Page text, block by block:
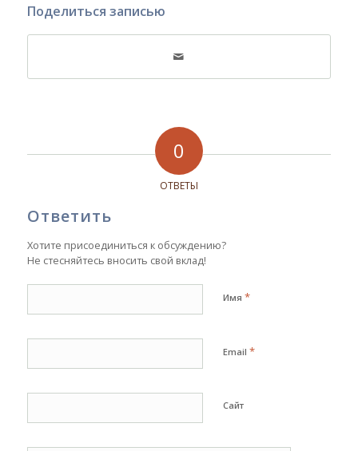
Поделиться записью
0
ОТВЕТЫ
Ответить
Хотите присоединиться к обсуждению?
Не стесняйтесь вносить свой вклад!
Имя *
Email *
Сайт